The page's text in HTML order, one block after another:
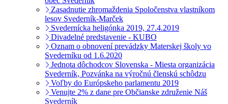
Zasadnutie zhromaždenia Spoločenstva vlastníkom
lesov Svederník-Marček
Svedernícka heligónka 2019, 27.4.2019
Divadelné predstavenie - KUBO
Oznam o obnovení prevádzky Materskej školy vo
Svederníku od 1.6.2020
Jednota dôchodcov Slovenska - Miesta organizácia
Svederník, Pozvánka na výročnú členskú schôdzu
Voľby do Európskeho parlamentu 2019
Venujte 2% z dane pre Občianske združenie Náš
Svederník